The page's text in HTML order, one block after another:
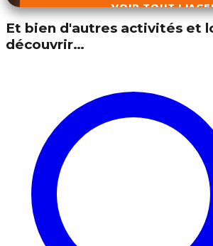
VOIR TOUT
Et bien d'autres activités et
découvrir…